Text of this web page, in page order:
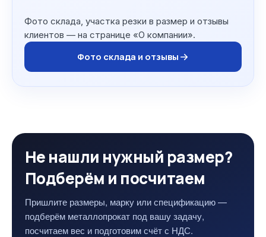
Фото склада, участка резки в размер и отзывы
клиентов — на странице «О компании».
Фото склада и отзывы
Не нашли нужный размер?
Подберём и посчитаем
Пришлите размеры, марку или спецификацию —
подберём металлопрокат под вашу задачу,
посчитаем вес и подготовим счёт с НДС.